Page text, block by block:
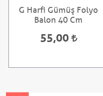
G Harfi Gümüş Folyo
Balon 40 Cm
55,00